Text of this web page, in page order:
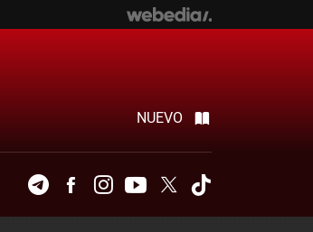
NUEVO
TelegramFacebookInstagramYoutubeTwitter